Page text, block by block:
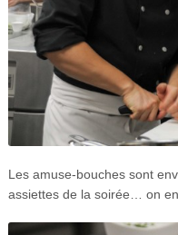
Les amuse-bouches sont
assiettes de la soirée… on